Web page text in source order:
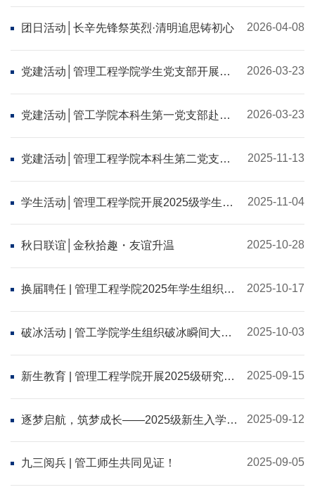
团日活动│长辛先锋祭英烈·清明追思铸初心 2026-04-08
党建活动│管理工程学院学生党支部开展主
2026-03-23
党建活动│管工学院本科生第一党支部赴北
2026-03-23
党建活动│管理工程学院本科生第二党支部
2025-11-13
学生活动│管理工程学院开展2025级学生干
2025-11-04
秋日联谊│金秋拾趣・友谊升温 2025-10-28
换届聘任 | 管理工程学院2025年学生组织总
2025-10-17
破冰活动 | 管工学院学生组织破冰瞬间大公
2025-10-03
新生教育 | 管理工程学院开展2025级研究生
2025-09-15
逐梦启航，筑梦成长——2025级新生入学教
2025-09-12
九三阅兵 | 管工师生共同见证！ 2025-09-05